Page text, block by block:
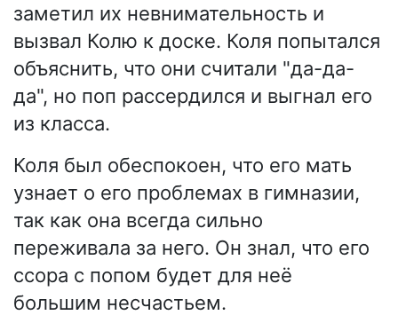
заметил их невнимательность и
вызвал Колю к доске. Коля попытался
объяснить, что они считали "да-да-
да", но поп рассердился и выгнал его
из класса.
Коля был обеспокоен, что его мать
узнает о его проблемах в гимназии,
так как она всегда сильно
переживала за него. Он знал, что его
ссора с попом будет для неё
большим несчастьем.